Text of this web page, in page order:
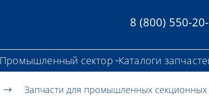
8 (800) 550-
Промышленный сектор Каталоги
Запчасти для промышленных